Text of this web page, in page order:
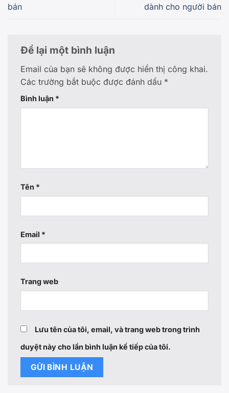
bán
dành cho người bán
Để lại một bình luận
Email của bạn sẽ không được hiển thị công khai.
Các trường bắt buộc được đánh dấu *
Bình luận *
Tên *
Email *
Trang web
Lưu tên của tôi, email, và trang web trong trình
duyệt này cho lần bình luận kế tiếp của tôi.